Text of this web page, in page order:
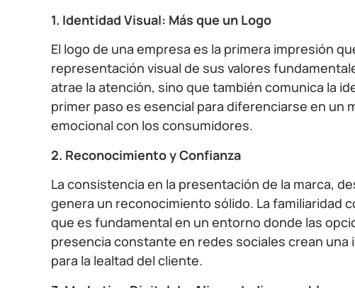
1. Identidad Visual: Más que un Logo
El logo de una empresa es la primera impresión
representación visual de sus valores
atrae la atención, sino que también comunica la
primer paso es esencial para diferenciarse en
emocional con los consumidores.
2. Reconocimiento y Confianza
La consistencia en la presentación de la marca,
genera un reconocimiento sólido. La familiaridad
que es fundamental en un entorno donde las
presencia constante en redes sociales crean
para la lealtad del cliente.